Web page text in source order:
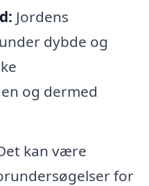
Jordens
dybde og
og dermed
kan være
for